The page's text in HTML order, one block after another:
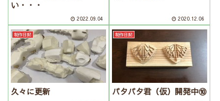
い・・・
2022.09.04 2020.12.06
制作日記
久々に更新
制作日記
パタパタ君（仮）開発中⑩